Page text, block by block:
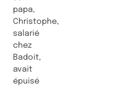
papa,
Christophe,
salarié
chez
Badoit,
avait
épuisé